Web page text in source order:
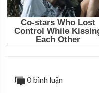
0 bình luận